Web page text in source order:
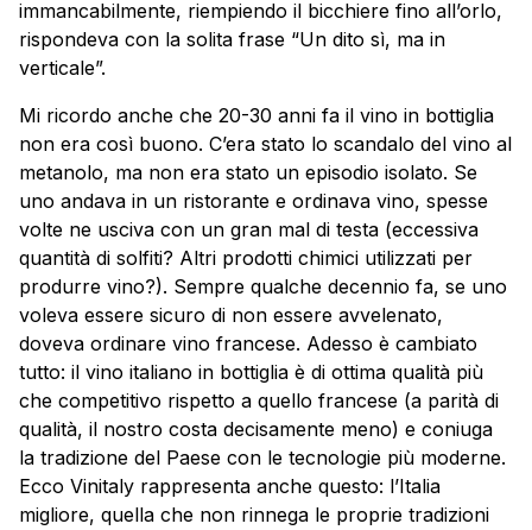
immancabilmente, riempiendo il bicchiere fino all’orlo,
rispondeva con la solita frase “Un dito sì, ma in
verticale”.
Mi ricordo anche che 20-30 anni fa il vino in bottiglia
non era così buono. C’era stato lo scandalo del vino al
metanolo, ma non era stato un episodio isolato. Se
uno andava in un ristorante e ordinava vino, spesse
volte ne usciva con un gran mal di testa (eccessiva
quantità di solfiti? Altri prodotti chimici utilizzati per
produrre vino?). Sempre qualche decennio fa, se uno
voleva essere sicuro di non essere avvelenato,
doveva ordinare vino francese. Adesso è cambiato
tutto: il vino italiano in bottiglia è di ottima qualità più
che competitivo rispetto a quello francese (a parità di
qualità, il nostro costa decisamente meno) e coniuga
la tradizione del Paese con le tecnologie più moderne.
Ecco Vinitaly rappresenta anche questo: l’Italia
migliore, quella che non rinnega le proprie tradizioni